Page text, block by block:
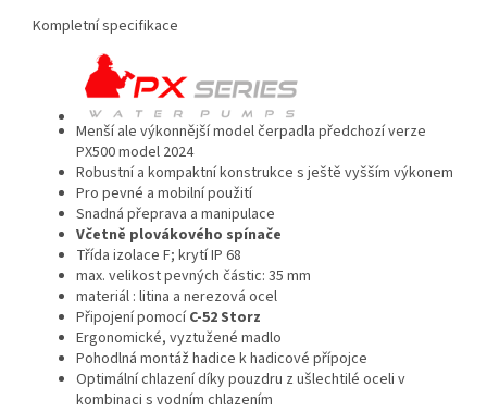
Kompletní specifikace
Menší ale výkonnější model čerpadla předchozí verze
PX500 model 2024
Robustní a kompaktní konstrukce s ještě vyšším výkonem
Pro pevné a mobilní použití
Snadná přeprava a manipulace
Včetně plovákového spínače
Třída izolace F; krytí IP 68
max. velikost pevných částic: 35 mm
materiál : litina a nerezová ocel
Připojení pomocíC-52 Storz
Ergonomické, vyztužené madlo
Pohodlná montáž hadice k hadicové přípojce
Optimální chlazení díky pouzdru z ušlechtilé oceli v
kombinaci s vodním chlazením